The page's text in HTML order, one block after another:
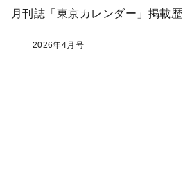
月刊誌「東京カレンダー」掲載歴
2026年4月号